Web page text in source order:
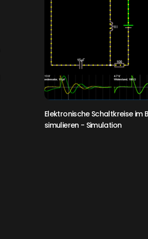
Elektronische Schaltkreise im
simulieren - Simulation